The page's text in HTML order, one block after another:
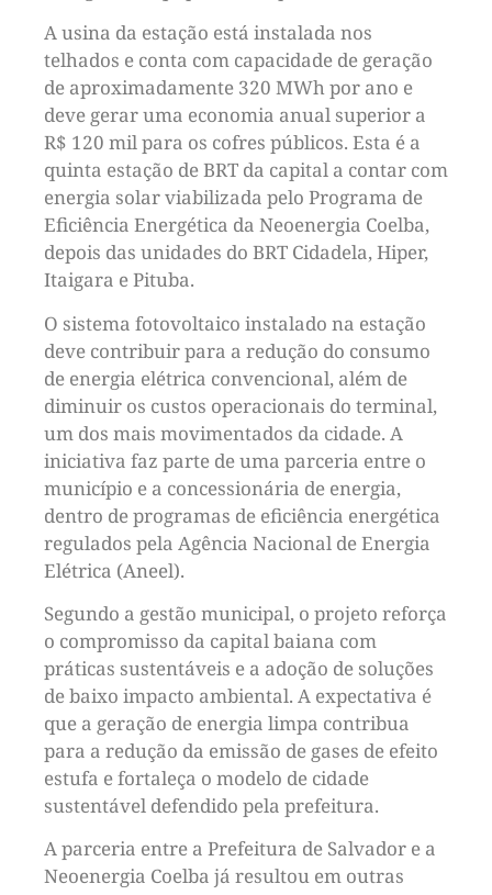
A usina da estação está instalada nos
telhados e conta com capacidade de geração
de aproximadamente 320 MWh por ano e
deve gerar uma economia anual superior a
R$ 120 mil para os cofres públicos. Esta é a
quinta estação de BRT da capital a contar com
energia solar viabilizada pelo Programa de
Eficiência Energética da Neoenergia Coelba,
depois das unidades do BRT Cidadela, Hiper,
Itaigara e Pituba.
O sistema fotovoltaico instalado na estação
deve contribuir para a redução do consumo
de energia elétrica convencional, além de
diminuir os custos operacionais do terminal,
um dos mais movimentados da cidade. A
iniciativa faz parte de uma parceria entre o
município e a concessionária de energia,
dentro de programas de eficiência energética
regulados pela Agência Nacional de Energia
Elétrica (Aneel).
Segundo a gestão municipal, o projeto reforça
o compromisso da capital baiana com
práticas sustentáveis e a adoção de soluções
de baixo impacto ambiental. A expectativa é
que a geração de energia limpa contribua
para a redução da emissão de gases de efeito
estufa e fortaleça o modelo de cidade
sustentável defendido pela prefeitura.
A parceria entre a Prefeitura de Salvador e a
Neoenergia Coelba já resultou em outras